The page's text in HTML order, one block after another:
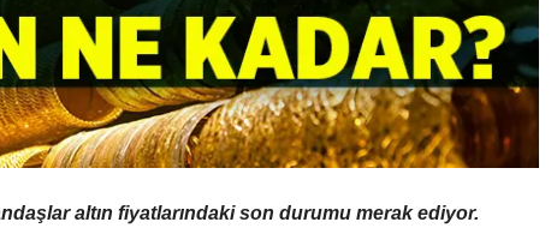
altın fiyatlarındaki son durumu merak ediyor.